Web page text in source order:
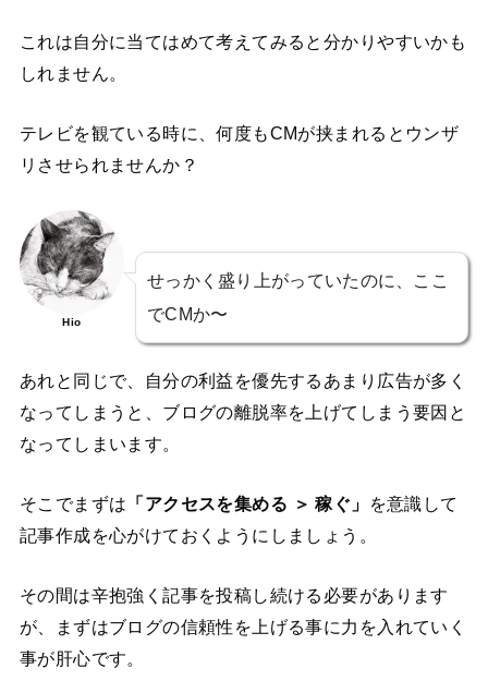
これは自分に当てはめて考えてみると分かりやすいかも
しれません。
テレビを観ている時に、何度もCMが挟まれるとウンザ
リさせられませんか？
Hio
せっかく盛り上がっていたのに、ここ
でCMか〜
あれと同じで、自分の利益を優先するあまり広告が多く
なってしまうと、ブログの離脱率を上げてしまう要因と
なってしまいます。
そこでまずは 「アクセスを集める ＞ 稼ぐ」
を意識して
記事作成を心がけておくようにしましょう。
その間は辛抱強く記事を投稿し続ける必要があります
が、まずはブログの信頼性を上げる事に力を入れていく
事が肝心です。